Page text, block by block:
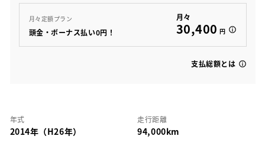
月々定額プラン
頭金・ボーナス払い0円！
月々
30,400 円
支払総額とは
年式
2014年（H26年）
走行距離
94,000km